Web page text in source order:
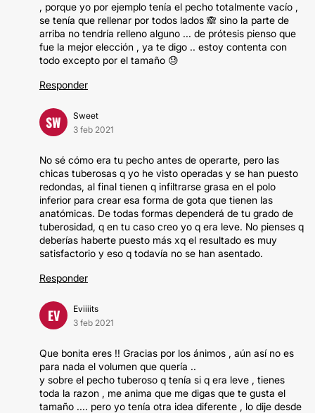
, porque yo por ejemplo tenía el pecho totalmente vacío ,
se tenía que rellenar por todos lados 🙈 sino la parte de
arriba no tendría relleno alguno ... de prótesis pienso que
fue la mejor elección , ya te digo .. estoy contenta con
todo excepto por el tamaño 😓
Responder
SW
Sweet
3 feb 2021
No sé cómo era tu pecho antes de operarte, pero las
chicas tuberosas q yo he visto operadas y se han puesto
redondas, al final tienen q infiltrarse grasa en el polo
inferior para crear esa forma de gota que tienen las
anatómicas. De todas formas dependerá de tu grado de
tuberosidad, q en tu caso creo yo q era leve. No pienses q
deberías haberte puesto más xq el resultado es muy
satisfactorio y eso q todavía no se han asentado.
Responder
EV
Eviiiits
3 feb 2021
Que bonita eres !! Gracias por los ánimos , aún así no es
para nada el volumen que quería ..
y sobre el pecho tuberoso q tenía si q era leve , tienes
toda la razon , me anima que me digas que te gusta el
tamaño .... pero yo tenía otra idea diferente , lo dije desde